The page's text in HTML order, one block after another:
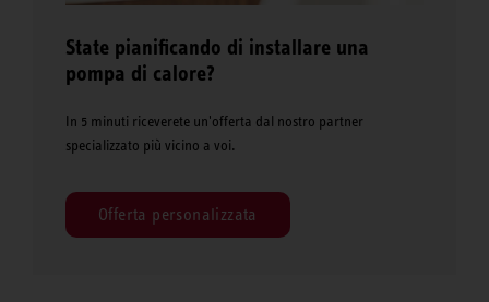
State pianificando di installare una
pompa di calore?
In 5 minuti riceverete un'offerta dal nostro partner
specializzato più vicino a voi.
Offerta personalizzata